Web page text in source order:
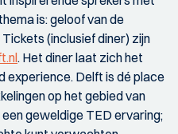
is: geloof van de
(inclusief diner) zijn
. Het diner laat zich het
experience. Delft is dé place
op het gebied van
geweldige TED ervaring;